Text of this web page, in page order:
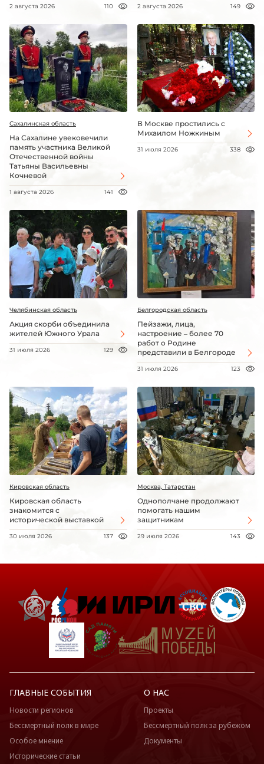
2 августа 2026 110 2 августа 2026 149
Сахалинская область
На Сахалине увековечили
память участника Великой
Отечественной войны
Татьяны Васильевны
Кочневой
1 августа 2026 141
В Москве простились с
Михаилом Ножкиным
31 июля 2026 338
Челябинская область
Акция скорби объединила
жителей Южного Урала
31 июля 2026 129
Белгородская область
Пейзажи, лица,
настроение – более 70
работ о Родине
представили в Белгороде
31 июля 2026 123
Кировская область
Кировская область
знакомится с
исторической выставкой
30 июля 2026 137
Москва, Татарстан
Однополчане продолжают
помогать нашим
защитникам
29 июля 2026 143
ГЛАВНЫЕ СОБЫТИЯ
Новости регионов
Бессмертный полк в мире
Особое мнение
Исторические статьи
О НАС
Проекты
Бессмертный полк за рубежом
Документы